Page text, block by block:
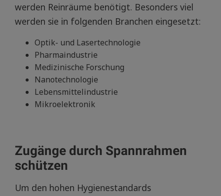
werden Reinräume benötigt. Besonders viel
werden sie in folgenden Branchen eingesetzt:
Optik- und Lasertechnologie
Pharmaindustrie
Medizinische Forschung
Nanotechnologie
Lebensmittelindustrie
Mikroelektronik
Zugänge durch Spannrahmen
schützen
Um den hohen Hygienestandards